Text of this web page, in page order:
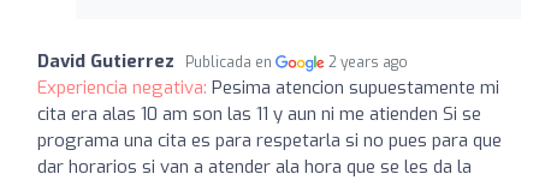
David Gutierrez Publicada en 2 years ago
Experiencia negativa: Pesima atencion supuestamente mi
cita era alas 10 am son las 11 y aun ni me atienden Si se
programa una cita es para respetarla si no pues para que
dar horarios si van a atender ala hora que se les da la